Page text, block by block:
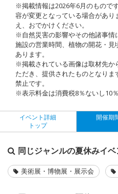
※掲載情報は2026年6月のもので
容が変更となっている場合があり
え、おでかけください。
※自然災害の影響やその他諸事情
施設の営業時間、植物の開花・
あります。
※掲載されている画像は取材先か
ただき、提供されたものとなり
禁止です。
※表示料金は消費税8％ないし10
イベント詳細
トップ
開催期
同じジャンルの夏休みイベ
美術展・博物展・展示会